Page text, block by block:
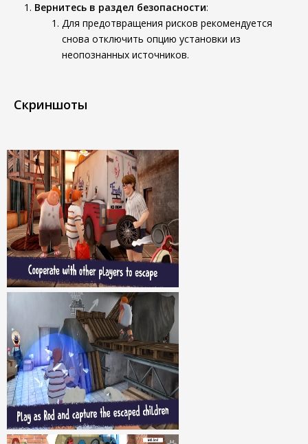
Вернитесь в раздел безопасности:
Для предотвращения рисков рекомендуется
снова отключить опцию установки из
неопознанных источников.
Скриншоты